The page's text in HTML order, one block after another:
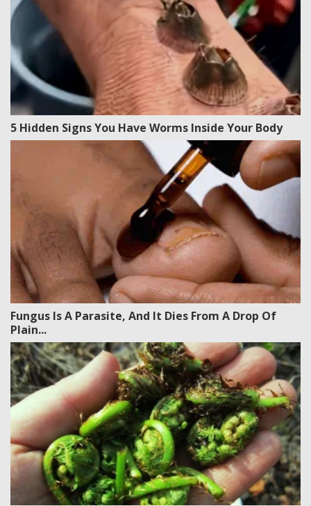
5 Hidden Signs You Have Worms Inside Your Body
Fungus Is A Parasite, And It Dies From A Drop Of
Plain...